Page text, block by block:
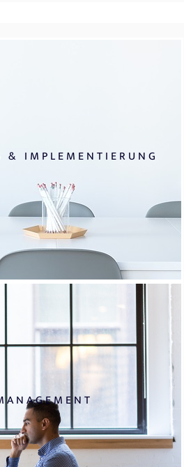
& IMPLEMENTIERUNG